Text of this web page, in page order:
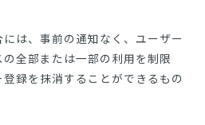
は、事前の通知なく、ユーザー
全部または一部の利用を制限
録を抹消することができるもの